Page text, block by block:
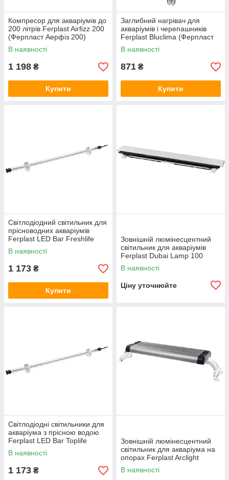
Компресор для акваріумів до
200 літрів Ferplast Airfizz 200
(Ферпласт Аерфіз 200)
В наявності
1 198 ₴
Купити
Заглибний нагрівач для
акваріумів і черепашників
Ferplast Bluclima (Ферпласт
Блукліма)
В наявності
871 ₴
Купити
Світлодіодний світильник для
прісноводних акваріумів
Ferplast LED Bar Freshlife
(Ферпласт ЛЕД Бар
Фрешайф)
В наявності
1 173 ₴
Купити
Зовнішній люмінесцентний
світильник для акваріумів
Ferplast Dubai Lamp 100
(Ферпласт Дубай Ламп 100)
В наявності
Ціну уточнюйте
Світлодіодні світильники для
акваріума з прісною водою
Ferplast LED Bar Toplife
(Ферпласт ЛЕД Бар
Топлайф)
В наявності
1 173 ₴
Зовнішній люмінесцентний
світильник для акваріума на
опорах Ferplast Arclight
(Ферпласт Арклайхт)
В наявності